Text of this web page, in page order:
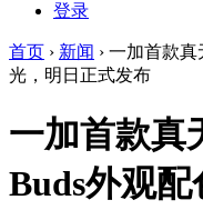
登录
首页 › 新闻 › 一加首款真
光，明日正式发布
一加首款真
Buds外观